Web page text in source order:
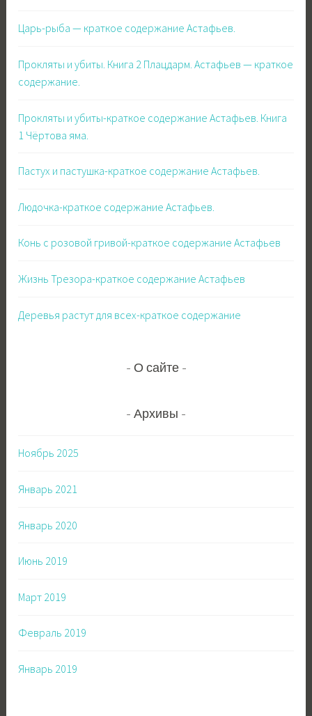
Царь-рыба — краткое содержание Астафьев.
Прокляты и убиты. Книга 2 Плацдарм. Астафьев — краткое
содержание.
Прокляты и убиты-краткое содержание Астафьев. Книга
1 Чёртова яма.
Пастух и пастушка-краткое содержание Астафьев.
Людочка-краткое содержание Астафьев.
Конь с розовой гривой-краткое содержание Астафьев
Жизнь Трезора-краткое содержание Астафьев
Деревья растут для всех-краткое содержание
О сайте
Архивы
Ноябрь 2025
Январь 2021
Январь 2020
Июнь 2019
Март 2019
Февраль 2019
Январь 2019